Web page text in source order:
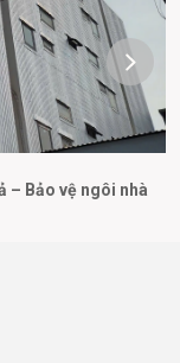
– Bảo vệ ngôi nhà